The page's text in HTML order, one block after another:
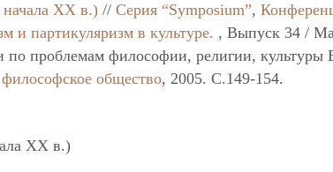
начала ХХ в.) // Серия “Symposium”,
и партикуляризм в культуре. , Выпуск 34 /
по проблемам философии, религии, культуры
общество, 2005. C.149-154.
ХХ в.)